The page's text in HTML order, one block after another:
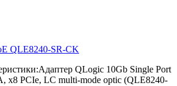
QLE8240-SR-CK
QLogic 10Gb Single Port
x8 PCIe, LC multi-mode optic (QLE8240-